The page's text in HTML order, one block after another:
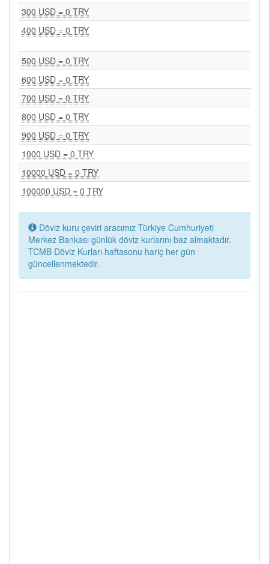
300 USD = 0 TRY
400 USD = 0 TRY
500 USD = 0 TRY
600 USD = 0 TRY
700 USD = 0 TRY
800 USD = 0 TRY
900 USD = 0 TRY
1000 USD = 0 TRY
10000 USD = 0 TRY
100000 USD = 0 TRY
Döviz kuru çeviri aracımız Türkiye Cumhuriyeti
Merkez Bankası günlük döviz kurlarını baz almaktadır.
TCMB Döviz Kurları haftasonu hariç her gün
güncellenmektedir.